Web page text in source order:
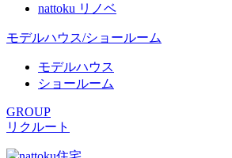
nattoku リノベ
モデルハウス/ショールーム
モデルハウス
ショールーム
GROUP
リクルート